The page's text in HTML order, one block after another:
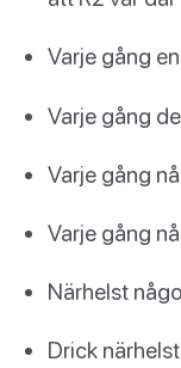
Varje gång
Varje gång
Varje gång
Varje gång
Närhelst
Drick